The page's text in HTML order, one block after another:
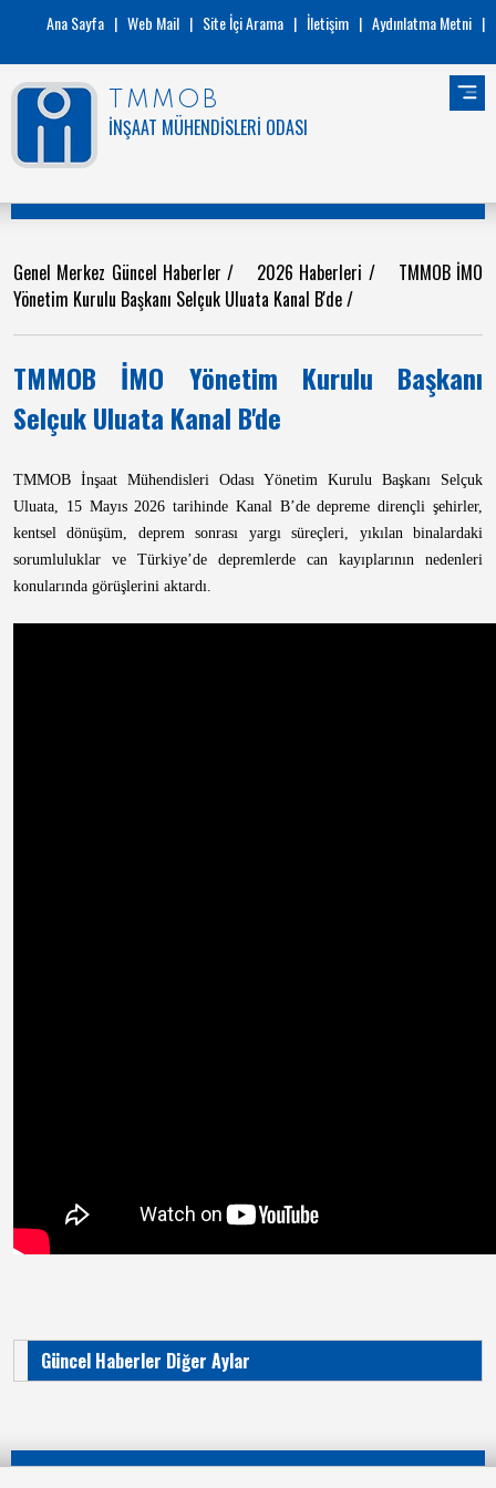
Ana Sayfa | Web Mail | Site İçi Arama | İletişim | Aydınlatma Metni |
TMMOB
İNŞAAT MÜHENDİSLERİ ODASI
Genel Merkez Güncel Haberler/ 2026 Haberleri / TMMOB İMO
Yönetim Kurulu Başkanı Selçuk Uluata Kanal B'de/
TMMOB İMO Yönetim Kurulu Başkanı
Selçuk Uluata Kanal B'de
TMMOB İnşaat Mühendisleri Odası Yönetim Kurulu Başkanı Selçuk
Uluata, 15 Mayıs 2026 tarihinde Kanal B’de depreme dirençli şehirler,
kentsel dönüşüm, deprem sonrası yargı süreçleri, yıkılan binalardaki
sorumluluklar ve Türkiye’de depremlerde can kayıplarının nedenleri
konularında görüşlerini aktardı.
Güncel Haberler Diğer Aylar